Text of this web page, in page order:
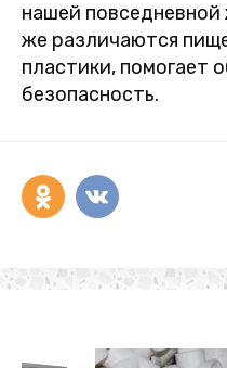
нашей
же различаются
пластики, помогает
безопасность.